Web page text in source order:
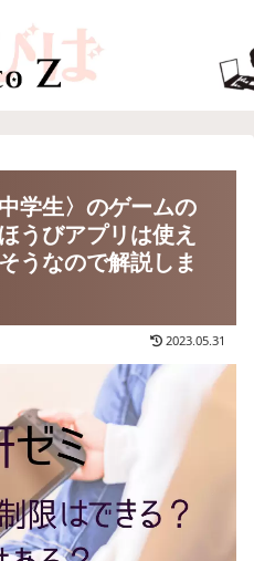
学生〉のゲームの
うびアプリは使え
うなので解説しま
2023.05.31